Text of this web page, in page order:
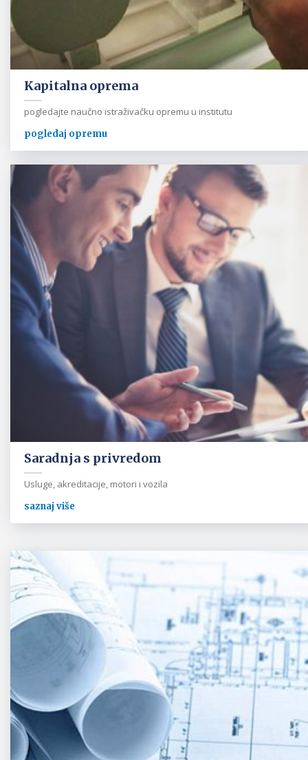
Kapitalna oprema
pogledajte naučno istraživačku opremu u institutu
pogledaj opremu
Saradnja s privredom
Usluge, akreditacije, motori i vozila
saznaj više